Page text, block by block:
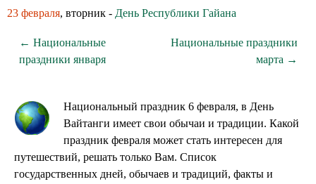
23 февраля, вторник - День Республики Гайана
← Национальные
праздники января
Национальные праздники
марта →
Национальный праздник 6 февраля, в День
Вайтанги имеет свои обычаи и традиции. Какой
праздник февраля может стать интересен для
путешествий, решать только Вам. Список
государственных дней, обычаев и традиций, факты и